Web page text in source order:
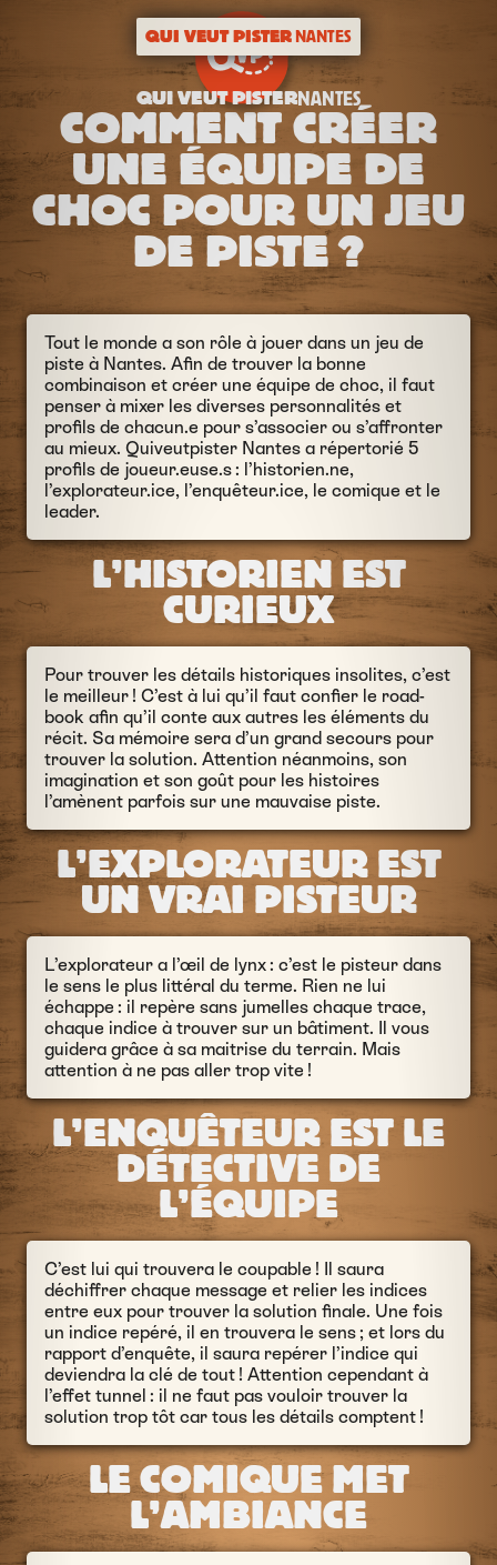
QUI VEUT PISTERNANTES
QUI VEUT PISTERNANTES
COMMENT CRÉER
UNE ÉQUIPE DE
CHOC POUR UN JEU
DE PISTE ?
Tout le monde a son rôle à jouer dans un jeu de
piste à Nantes. Afin de trouver la bonne
combinaison et créer une équipe de choc, il faut
penser à mixer les diverses personnalités et
profils de chacun.e pour s’associer ou s’affronter
au mieux. Quiveutpister Nantes a répertorié 5
profils de joueur.euse.s : l’historien.ne,
l’explorateur.ice, l’enquêteur.ice, le comique et le
leader.
L’HISTORIEN EST
CURIEUX
Pour trouver les détails historiques insolites, c’est
le meilleur ! C’est à lui qu’il faut confier le road-
book afin qu’il conte aux autres les éléments du
récit. Sa mémoire sera d’un grand secours pour
trouver la solution. Attention néanmoins, son
imagination et son goût pour les histoires
l’amènent parfois sur une mauvaise piste.
L’EXPLORATEUR EST
UN VRAI PISTEUR
L’explorateur a l’œil de lynx : c’est le pisteur dans
le sens le plus littéral du terme. Rien ne lui
échappe : il repère sans jumelles chaque trace,
chaque indice à trouver sur un bâtiment. Il vous
guidera grâce à sa maitrise du terrain. Mais
attention à ne pas aller trop vite !
L’ENQUÊTEUR EST LE
DÉTECTIVE DE
L’ÉQUIPE
C’est lui qui trouvera le coupable ! Il saura
déchiffrer chaque message et relier les indices
entre eux pour trouver la solution finale. Une fois
un indice repéré, il en trouvera le sens ; et lors du
rapport d’enquête, il saura repérer l’indice qui
deviendra la clé de tout ! Attention cependant à
l’effet tunnel : il ne faut pas vouloir trouver la
solution trop tôt car tous les détails comptent !
LE COMIQUE MET
L’AMBIANCE